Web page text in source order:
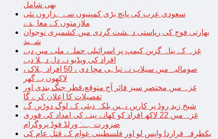
بھی شامل
سعودی عرب کی پانچ بڑی کمپنیوں سے ہزاروں نئی
ملازمتوں کے معاہدے
بھارتی فوج کی ریاستی دہشت گردی میں کشمیری نوجوان
شہید
غزہ کے پناہ گزین کیمپ پر اسرائیلی حملہ، ملبے میں دبے
افراد کی ویڈیو نے دل دہلا دیے
صومالیہ میں سیلاب نے تباہی مچا دی ، 50 افراد ہلاک ،
لاکھوں بے گھر
غزہ میں مختصر سیز فائر آج متوقع،قطر جنگ بندی اور
تفصیلات کا اعلان کرے گا
شیخ زید روڈ پر کاریں نہیں بلکہ دبئی کے لوگ دوڑیں گے
غزہ میں 22 لاکھ افراد کو کھانے پینے کی امداد کی فوری
ضرورت ہے: ورلڈ فوڈ پروگرام
یکطرفہ قراردا واپس لو اور فلسطینی عوام کے قتل عام کی